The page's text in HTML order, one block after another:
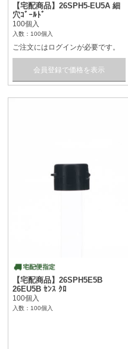
【宅配商品】26SPH5-EU5A 細
穴ｺﾞｰﾙﾄﾞ
100個入
入数：100個入
ご注文にはログインが必要です。
会員登録で価格を表示
【宅配商品】26SPH5E5B
26EU5B ｾﾝｽ ｸﾛ
100個入
入数：100個入